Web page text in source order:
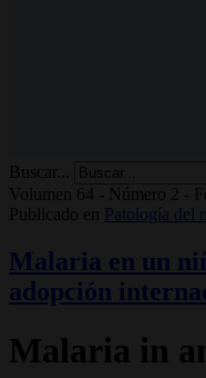
Buscar...
Volumen 64 - Número 2 -
Publicado en
Patología del
Malaria en un
adopción
Malaria in